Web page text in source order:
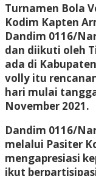
Turnamen Bola
Kodim Kapten
Dandim 0116/
dan diikuti oleh
ada di
volly itu
hari mulai
November 2021.
Dandim 0116/
melalui Pasiter
mengapresiasi
ikut